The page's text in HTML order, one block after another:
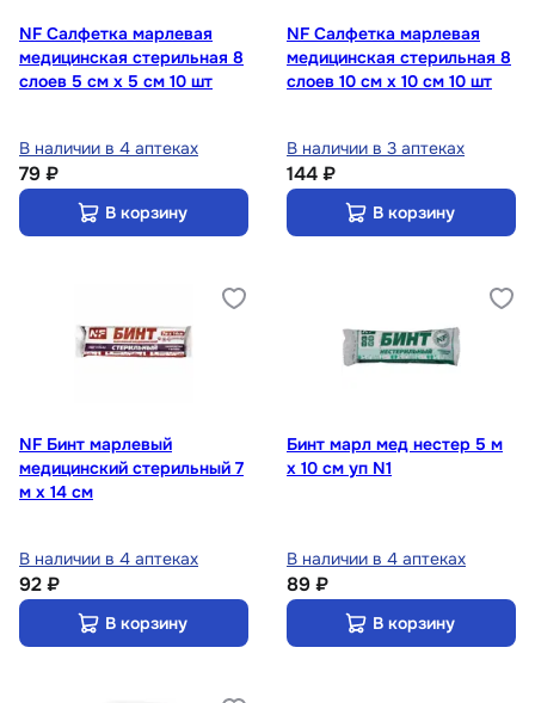
NF Салфетка марлевая
медицинская стерильная 8
слоев 5 см х 5 см 10 шт
В наличии в 4 аптеках
79 ₽
В корзину
NF Салфетка марлевая
медицинская стерильная 8
слоев 10 см х 10 см 10 шт
В наличии в 3 аптеках
144 ₽
В корзину
NF Бинт марлевый
медицинский стерильный 7
м х 14 см
В наличии в 4 аптеках
92 ₽
В корзину
Бинт марл мед нестер 5 м
х 10 см уп N1
В наличии в 4 аптеках
89 ₽
В корзину